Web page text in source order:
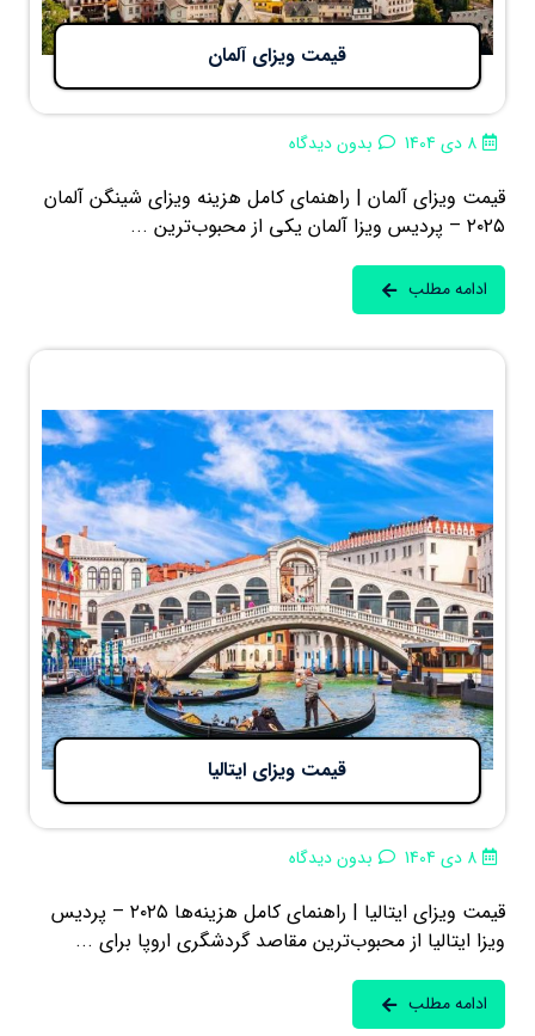
قیمت ویزای آلمان
8 دی 1404 بدون دیدگاه
قیمت ویزای آلمان | راهنمای کامل هزینه ویزای شینگن آلمان
۲۰۲۵ – پردیس ویزا آلمان یکی از محبوب‌ترین ...
ادامه مطلب
قیمت ویزای ایتالیا
8 دی 1404 بدون دیدگاه
قیمت ویزای ایتالیا | راهنمای کامل هزینه‌ها ۲۰۲۵ – پردیس
ویزا ایتالیا از محبوب‌ترین مقاصد گردشگری اروپا برای ...
ادامه مطلب